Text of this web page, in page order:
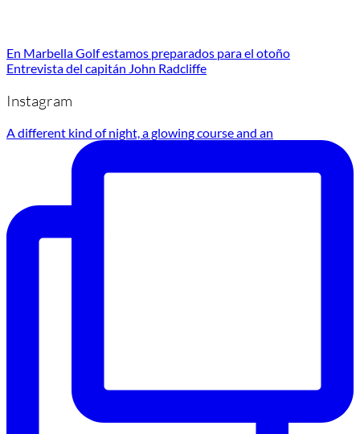
En Marbella Golf estamos preparados para el otoño
Entrevista del capitán John Radcliffe
Instagram
A different kind of night, a glowing course and an